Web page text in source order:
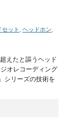
ット , ヘッドホン,
えたと謳うヘッド
オレコーディング
シリーズの技術を